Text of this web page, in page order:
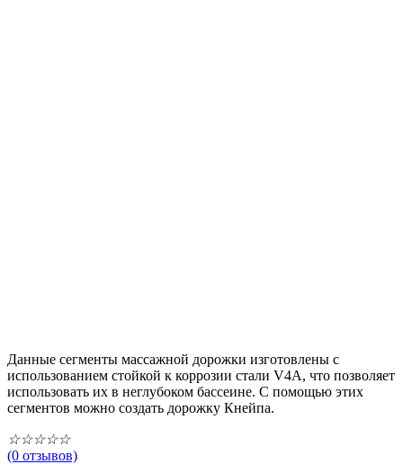
Данные сегменты массажной дорожки изготовлены с
использованием стойкой к коррозии стали V4A, что позволяет
использовать их в неглубоком бассеине. С помощью этих
сегментов можно создать дорожку Кнейпа.
☆☆☆☆☆
(0 отзывов)